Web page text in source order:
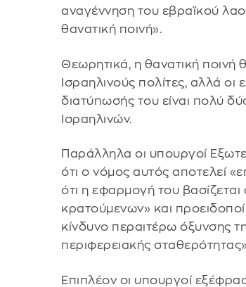
αναγέννηση του εβραϊκού
θανατική ποινή».
Θεωρητικά, η θανατική ποινή
Ισραηλινούς πολίτες, αλλά οι
διατύπωσής του είναι πολύ
Ισραηλινών.
Παράλληλα οι υπουργοί
ότι ο νόμος αυτός αποτελεί
ότι η εφαρμογή του βασίζεται
κρατούμενων» και
κίνδυνο περαιτέρω όξυνσης
περιφερειακής
Επιπλέον οι υπουργοί